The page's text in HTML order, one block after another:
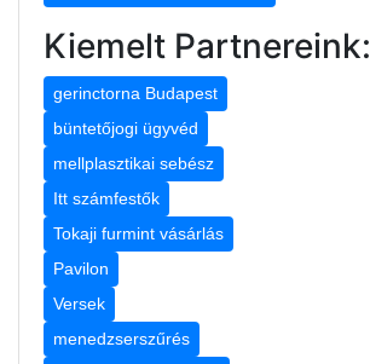
Kiemelt Partnereink:
gerinctorna Budapest
büntetőjogi ügyvéd
mellplasztikai sebész
Itt számfestők
Tokaji furmint vásárlás
Pavilon
Versek
menedzserszűrés